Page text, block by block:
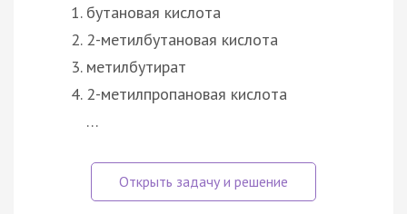
бутановая кислота
2-метилбутановая кислота
метилбутират
2-метилпропановая кислота
…